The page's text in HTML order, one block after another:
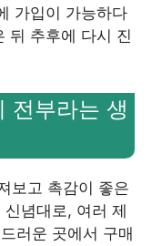
가입이 가능하다
뒤 추후에 다시 진
전부라는 생
보고 촉감이 좋은
념대로, 여러 제
러운 곳에서 구매